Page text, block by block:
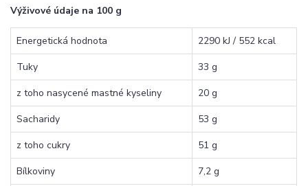
Výživové údaje na 100 g
Energetická hodnota
2290 kJ / 552 kcal
Tuky
33 g
z toho nasycené mastné kyseliny
20 g
Sacharidy
53 g
z toho cukry
51 g
Bílkoviny
7,2 g